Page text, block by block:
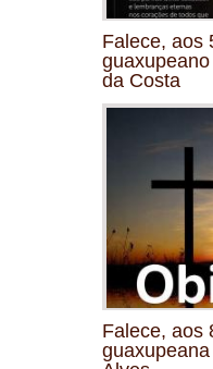
Falece, aos
da Costa
Falece, aos